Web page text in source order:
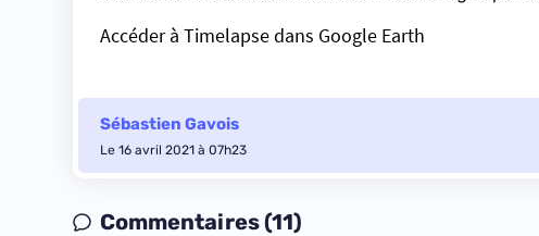
Accéder à Timelapse dans Google Earth
Sébastien Gavois
Le 16 avril 2021 à 07h23
Commentaires (11)